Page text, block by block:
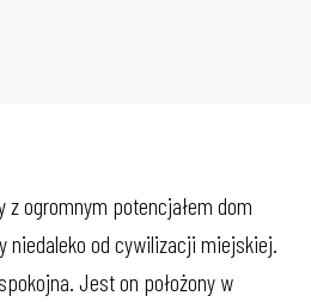
ogromnym potencjałem dom
niedaleko od cywilizacji miejskiej.
Jest on położony w